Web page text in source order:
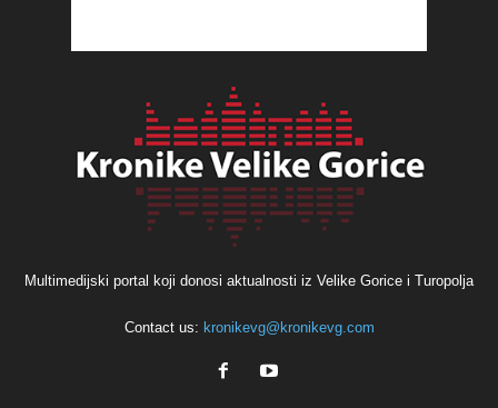
Multimedijski portal koji donosi aktualnosti iz Velike Gorice i Turopolja
Contact us: kronikevg@kronikevg.com